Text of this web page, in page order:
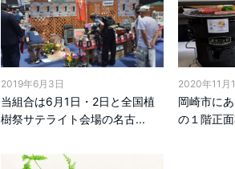
2019年6月3日
当組合は6月1日・2日と全国植
樹祭サテライト会場の名古...
2020年11月
岡崎市に
の１階正